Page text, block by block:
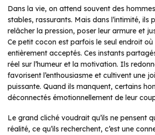
Dans la vie, on attend souvent des
stables, rassurants. Mais dans l’intimité, ils
relâcher la pression, poser leur armure et
Ce petit cocon est parfois le seul endroit où
entièrement acceptés. Ces instants
réel sur l’humeur et la motivation. Ils
favorisent l’enthousiasme et cultivent une
puissante. Quand ils manquent, certains
déconnectés émotionnellement de leur
Le grand cliché voudrait qu’ils ne pensent
réalité, ce qu’ils recherchent, c’est une